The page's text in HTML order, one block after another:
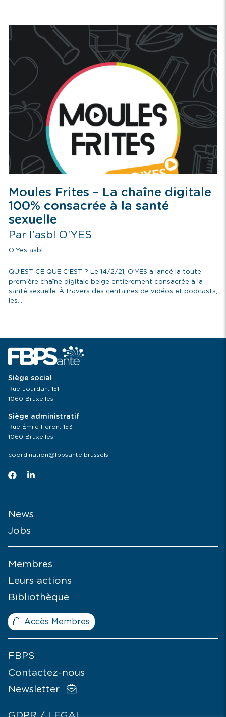
Moules Frites – La chaîne digitale
100% consacrée à la santé
sexuelle
Par l’asbl O’YES
O'Yes asbl
QU’EST-CE QUE C’EST ? Le 14/2/21, O’YES a lancé la toute
première chaîne digitale belge entièrement consacrée à la
santé sexuelle. À travers des centaines de vidéos et podcasts,
les...
Siège social
Rue Jourdan, 151
1060 Bruxelles
Siège administratif
Rue Émile Féron, 153
1060 Bruxelles
coordination@fbpsante.brussels
News
Jobs
Membres
Leurs actions
Bibliothèque
Accès Membres
FBPS
Contactez-nous
Newsletter